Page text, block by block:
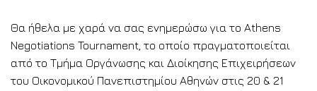
Θα ήθελα με χαρά να σας ενημερώσω για το Athens
Negotiations Tournament, το οποίο πραγματοποιείται
από το Τμήμα Οργάνωσης και Διοίκησης Επιχειρήσεων
του Οικονομικού Πανεπιστημίου Αθηνών στις 20 & 21